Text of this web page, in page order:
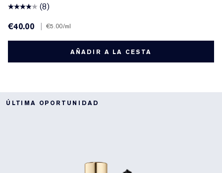
(8)
€40.00
€5.00/ml
AÑADIR A LA CESTA
ÚLTIMA OPORTUNIDAD